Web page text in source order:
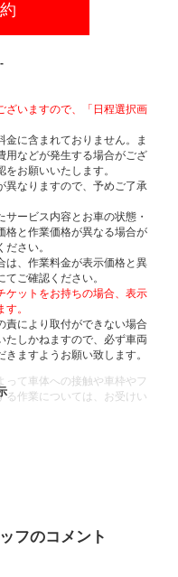
いますので、「日程選択画
に含まれておりません。ま
用などが発生する場合がござ
お願いいたします。
なりますので、予めご了承
ービス内容とお車の状態・
格と作業価格が異なる場合が
さい。
、作業料金が表示価格と異
ご確認ください。
ットをお持ちの場合、表示
。
により取付ができない場合
たしかねますので、必ず車両
ますようお願い致します。
て車体への接触や車枠やフ
る作業については、お受けい
フのコメント